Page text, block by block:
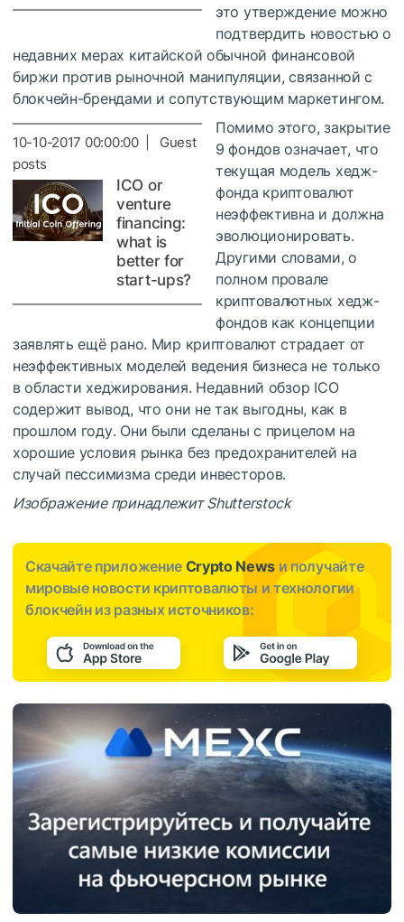
это утверждение можно
подтвердить новостью о
недавних мерах китайской обычной финансовой
биржи против рыночной манипуляции, связанной с
блокчейн-брендами и сопутствующим маркетингом.
10-10-2017 00:00:00 | Guest
posts
ICO or
venture
financing:
what is
better for
start-ups?
Помимо этого, закрытие
9 фондов означает, что
текущая модель хедж-
фонда криптовалют
неэффективна и должна
эволюционировать.
Другими словами, о
полном провале
криптовалютных хедж-
фондов как концепции
заявлять ещё рано. Мир криптовалют страдает от
неэффективных моделей ведения бизнеса не только
в области хеджирования. Недавний обзор ICO
содержит вывод, что они не так выгодны, как в
прошлом году. Они были сделаны с прицелом на
хорошие условия рынка без предохранителей на
случай пессимизма среди инвесторов.
Изображение принадлежит Shutterstock
Скачайте приложение Crypto News и получайте
мировые новости криптовалюты и технологии
блокчейн из разных источников: